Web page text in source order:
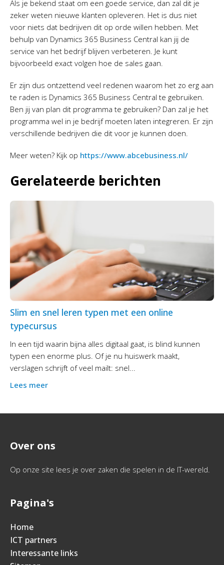
Als je bekend staat om een goede service, dan zal dit je
zeker weten nieuwe klanten opleveren. Het is dus niet
voor niets dat bedrijven dit op orde willen hebben. Met
behulp van Dynamics 365 Business Central kan jij de
service van het bedrijf blijven verbeteren. Je kunt
bijvoorbeeld exact volgen hoe de sales gaan.
Er zijn dus ontzettend veel redenen waarom het zo erg aan
te raden is Dynamics 365 Business Central te gebruiken.
Ben jij van plan dit programma te gebruiken? Dan zal je het
programma wel in je bedrijf moeten laten integreren. Er zijn
verschillende bedrijven die dit voor je kunnen doen.
Meer weten? Kijk op https://www.abcebusiness.nl/
Gerelateerde berichten
Slim en snel leren typen met een online
typecursus
In een tijd waarin bijna alles digitaal gaat, is blind kunnen
typen een enorme plus. Of je nu huiswerk maakt,
verslagen schrijft of veel mailt: snel...
Lees meer
Over ons
Op onze site lees je over zaken die spelen in de IT-wereld.
Pagina's
Home
ICT partners
Interessante links